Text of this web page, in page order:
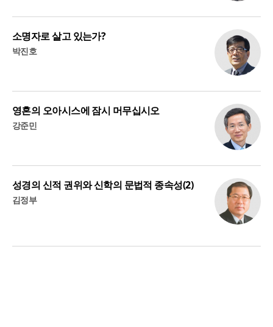
소명자로 살고 있는가?
박진호
영혼의 오아시스에 잠시 머무십시오
강준민
성경의 신적 권위와 신학의 문법적 종속성(2)
김정부